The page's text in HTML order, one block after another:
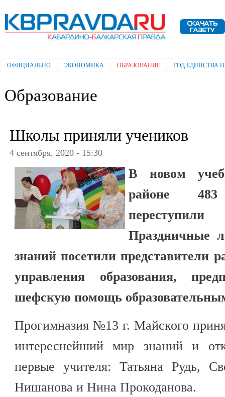
Электронная газета "Кабардино-
Балкарская правда"
Главное меню
ОФИЦИАЛЬНО ЭКОНОМИКА ОБРАЗОВАНИЕ ГОД ЕДИНСТВА
Образование
Школы приняли учеников
4 сентября, 2020 - 15:30
В новом
районе
Праздничные
знаний посетили представители
управления образования,
шефскую помощь
Прогимназия №13 г. Майского
интереснейший мир знаний и
первые учителя: Татьяна Рудь,
Нишанова и Нина Прокоданова.